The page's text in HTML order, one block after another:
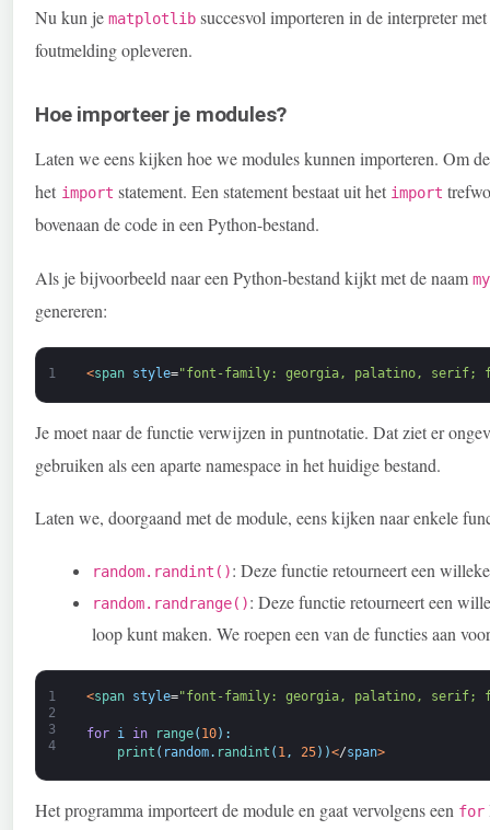
Nu kun je matplotlib succesvol importeren in de interpreter
foutmelding opleveren.
Hoe importeer je modules?
Laten we eens kijken hoe we modules kunnen importeren. Om
het import statement. Een statement bestaat uit het import
bovenaan de code in een Python-bestand.
Als je bijvoorbeeld naar een Python-bestand kijkt met de naam
genereren:
1 <span style="font-family: georgia, palatino, serif;
Je moet naar de functie verwijzen in puntnotatie. Dat ziet er
gebruiken als een aparte namespace in het huidige bestand.
Laten we, doorgaand met de module, eens kijken naar enkele
random.randint(): Deze functie retourneert een
random.randrange(): Deze functie retourneert een
loop kunt maken. We roepen een van de functies aan
1
2
3
4
<span style="font-family: georgia, palatino, serif;
for i in range( 10) :
print ( random. randint ( 1 , 25) )</span>
Het programma importeert de module en gaat vervolgens een for